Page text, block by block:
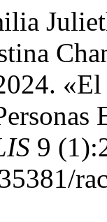
9